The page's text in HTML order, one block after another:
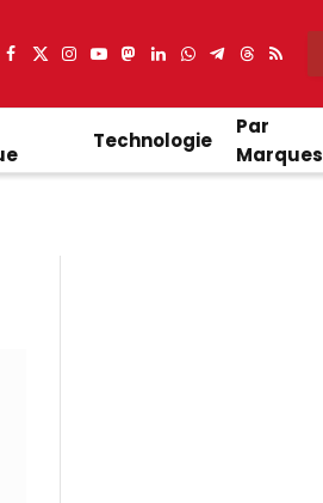
Facebook
X
Instagram
YouTube
Mastodon
LinkedIn
WhatsApp
Partager
Telegram
Threads
RSS
Technologie
Par
Marques